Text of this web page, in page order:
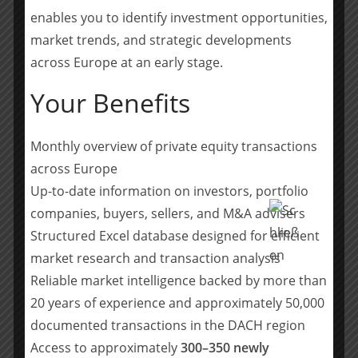
zusammenzuarbeiten, die Patientenversorgung zu
verbessern und Wissen DSGVO-konform zu teilen. Die
App erfüllt als einziger Messenger alle erforderlichen
Datenschutzanforderungen, die die Konferenz der
unabhängigen Datenschutzaufsichtsbehörden des
Bundes und der Länder (Datenschutzkonferenz, DSK) in
an Messenger-Dienste im Krankenhausbereich stellt.
Siilo ist das größte medizinische Netzwerk in Europa.
Zum Netzwerk zählen über 250.000 aktive Mitglieder in
180 Ländern, die bisher über 300 Millionen
Nachrichten ausgetauscht haben. Die Siilo Messenger-
App ist für einzelne Benutzer kostenlos. Organisationen
bietet das kostenpflichtige „Siilo Connect“ ein
professionelles, webbasiertes Tool für die
organisatorische und abteilungsbezogene
Zusammenarbeit an. Zu den Kunden von Siilo in
Deutschland gehören Krankenhäuser wie das Klinikum
enables you to identify investment opportunities,
market trends, and strategic developments
across Europe at an early stage.
Your Benefits
Monthly overview of private equity transactions
across Europe
Up-to-date information on investors, portfolio
companies, buyers, sellers, and M&A advisers
Structured Excel database designed for efficient
market research and transaction analysis
Reliable market intelligence backed by more than
20 years of experience and approximately 50,000
documented transactions in the DACH region
Access to approximately300–350 newly